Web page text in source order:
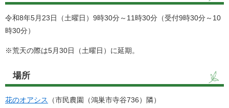
令和8年5月23日（土曜日）9時30分～11時30分（受付9時30分～10
時30分）
※荒天の際は5月30日（土曜日）に延期。
場所
花のオアシス （市民農園（鴻巣市寺谷736）隣）